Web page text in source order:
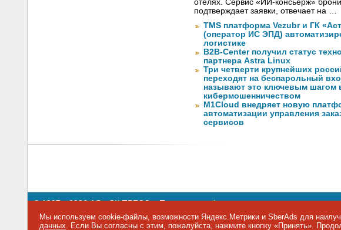
отелях. Сервис «ИИ-консьерж»
подтверждает заявки, отвечает на …
TMS платформа Vezubr и ГК
(оператор ИС ЭПД)
логистике
B2B-Center получил статус
партнера Astra Linux
Три четверти крупнейших
переходят на беспарольный
называют это ключевым шагом
кибермошенничеством
M1Cloud внедряет новую
автоматизации управления
сервисов
© 1997—2026 АО «СК ПРЕСС».Политика конфиденциальности
109147 г. Москва, ул. Марксистская, 34, строение 10. Телефон: +7 495 974-
Мы используем cookie-файлы, возможности Яндекс.Метрики и SberAds для
данных. Если Вы согласны с этим, пожалуйста, нажмите кнопку «Принять».